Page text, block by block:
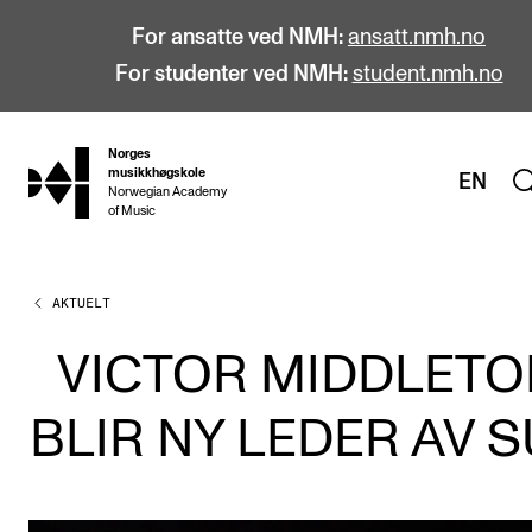
For ansatte ved NMH: ansatt.nmh.no
For studenter ved NMH: student.nmh.no
hjem
Norges
musikkhøgskole
Norwegian Academy
of Music
EN
STUDIER
Alle studier
Bachelor
Master
Årsstudium og videreutdanning
AKTUELT
VICTOR
BLIR NY LEDER AV